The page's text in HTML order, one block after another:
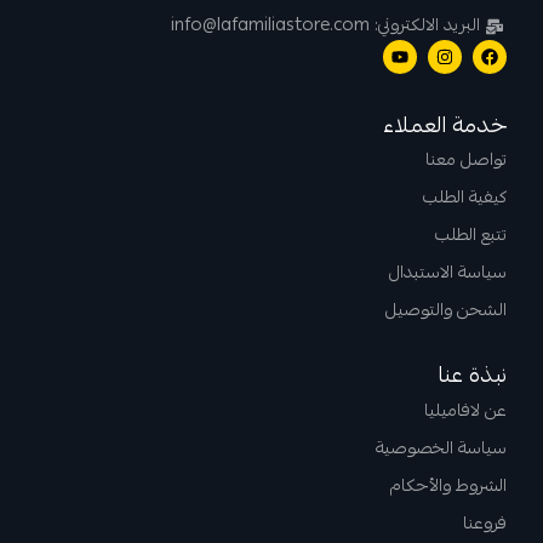
البريد الالكتروني: info@lafamiliastore.com
خدمة العملاء
تواصل معنا
كيفية الطلب
تتبع الطلب
سياسة الاستبدال
الشحن والتوصيل
نبذة عنا
عن لافاميليا
سياسة الخصوصية
الشروط والأحكام
فروعنا